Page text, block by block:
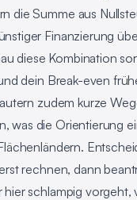
die Summe aus
Finanzierung
diese Kombination
dein Break-even
zudem kurze
was die Orientierung
rechnen, dann
schlampig vorgeht,